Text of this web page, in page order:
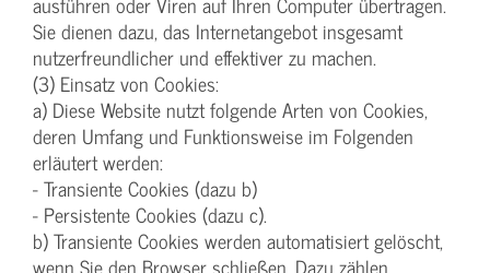
Sie dienen dazu, das Internetangebot insgesamt
nutzerfreundlicher und effektiver zu machen.
(3) Einsatz von Cookies:
a) Diese Website nutzt folgende Arten von Cookies,
deren Umfang und Funktionsweise im Folgenden
erläutert werden:
- Transiente Cookies (dazu b)
- Persistente Cookies (dazu c).
b) Transiente Cookies werden automatisiert gelöscht,